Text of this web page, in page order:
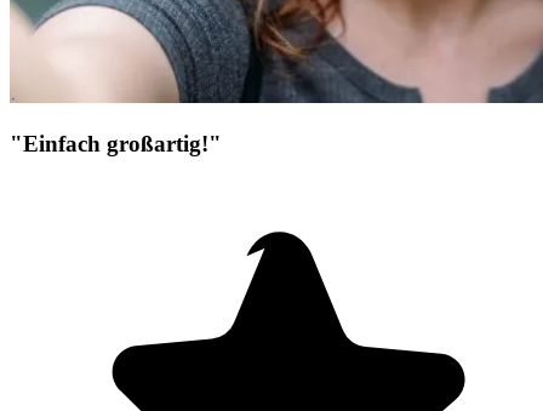
"Einfach großartig!"